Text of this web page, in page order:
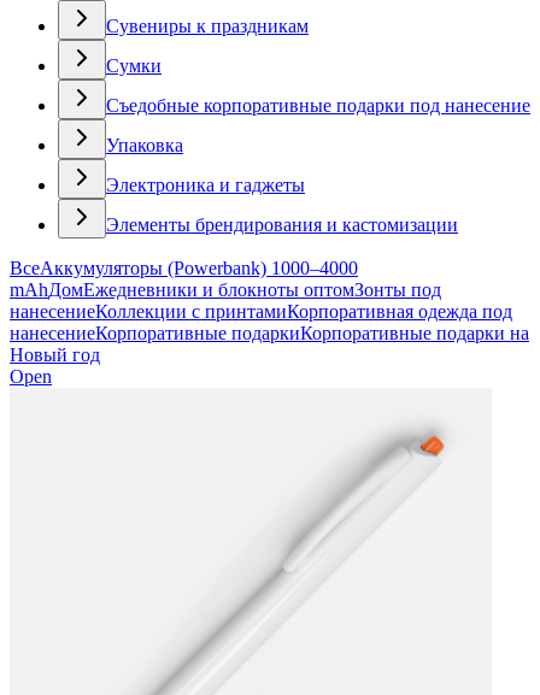
Сувениры к праздникам
Сумки
Съедобные корпоративные подарки под нанесение
Упаковка
Электроника и гаджеты
Элементы брендирования и кастомизации
ВсеАккумуляторы (Powerbank) 1000–4000
mAhДомЕжедневники и блокноты оптомЗонты под
нанесениеКоллекции с принтамиКорпоративная одежда под
нанесениеКорпоративные подаркиКорпоративные подарки на
Новый год
Open